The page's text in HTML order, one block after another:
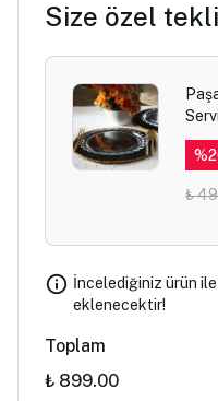
Size özel
%
₺
İncelediğiniz ürün
eklenecektir!
Toplam
₺ 899.00